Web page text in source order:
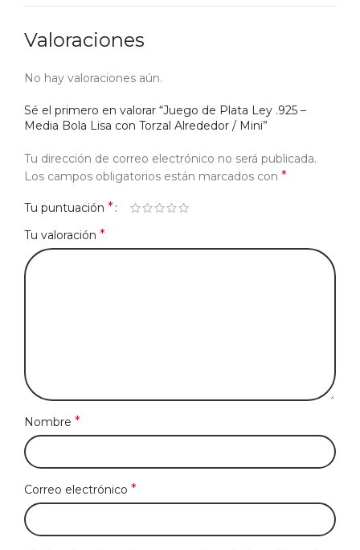
Valoraciones
No hay valoraciones aún.
Sé el primero en valorar “Juego de Plata Ley .925 –
Media Bola Lisa con Torzal Alrededor / Mini”
Tu dirección de correo electrónico no será publicada.
Los campos obligatorios están marcados con *
Tu puntuación *
Tu valoración *
Nombre *
Correo electrónico *